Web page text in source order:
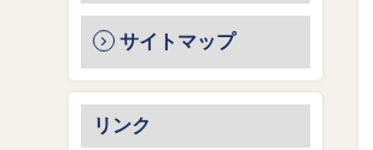
サイトマップ
リンク